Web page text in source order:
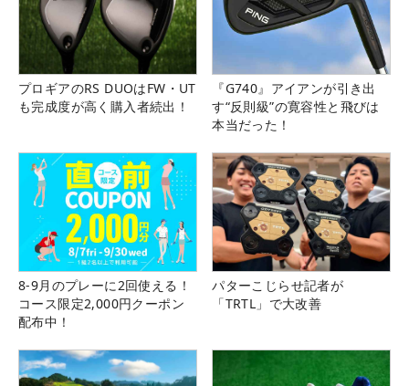
プロギアのRS DUOはFW・UT
も完成度が高く購入者続出！
『G740』アイアンが引き出
す“反則級”の寛容性と飛びは
本当だった！
8-9月のプレーに2回使える！
コース限定2,000円クーポン
配布中！
パターこじらせ記者が
「TRTL」で大改善